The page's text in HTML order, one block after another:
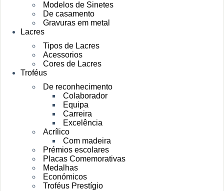
Modelos de Sinetes
De casamento
Gravuras em metal
Lacres
Tipos de Lacres
Acessorios
Cores de Lacres
Troféus
De reconhecimento
Colaborador
Equipa
Carreira
Excelência
Acrílico
Com madeira
Prémios escolares
Placas Comemorativas
Medalhas
Económicos
Troféus Prestígio